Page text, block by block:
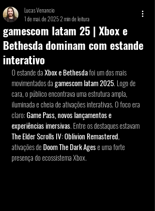
gamescom latam 25 | Xbox e
Bethesda dominam com estande
interativo
Lucas Venancio
1 de mai. de 20252 min de leitura
O estande da Xbox e Bethesda foi um dos mais
movimentados da gamescom latam 2025. Logo de
cara, o público encontrava uma estrutura ampla,
iluminada e cheia de ativações interativas. O foco era
claro: Game Pass, novos lançamentos e
experiências imersivas. Entre os destaques estavam
The Elder Scrolls IV: Oblivion Remastered,
ativações de Doom The Dark Ages e uma forte
presença do ecossistema Xbox.